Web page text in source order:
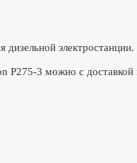
дизельной
P275-3 можно с